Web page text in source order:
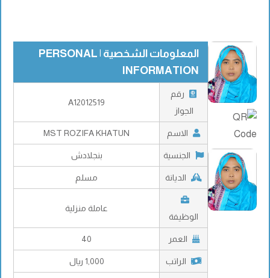
المعلومات الشخصية | PERSONAL
INFORMATION
رقم
الجواز
A12012519
الاسم MST ROZIFA KHATUN
الجنسية بنجلادش
الديانة مسلم
الوظيفة
عاملة منزلية
العمر 40
الراتب 1,000 ريال